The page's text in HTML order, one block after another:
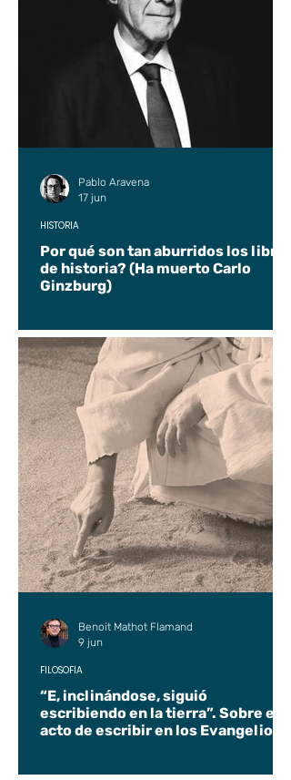
Por qué son tan aburridos los libros
de historia? (Ha muerto Carlo
Ginzburg)
HISTORIA
Pablo Aravena
17 jun
“E, inclinándose, siguió
escribiendo en la tierra”. Sobre el
acto de escribir en los Evangelios.
FILOSOFÍA
Benoit Mathot Flamand
9 jun